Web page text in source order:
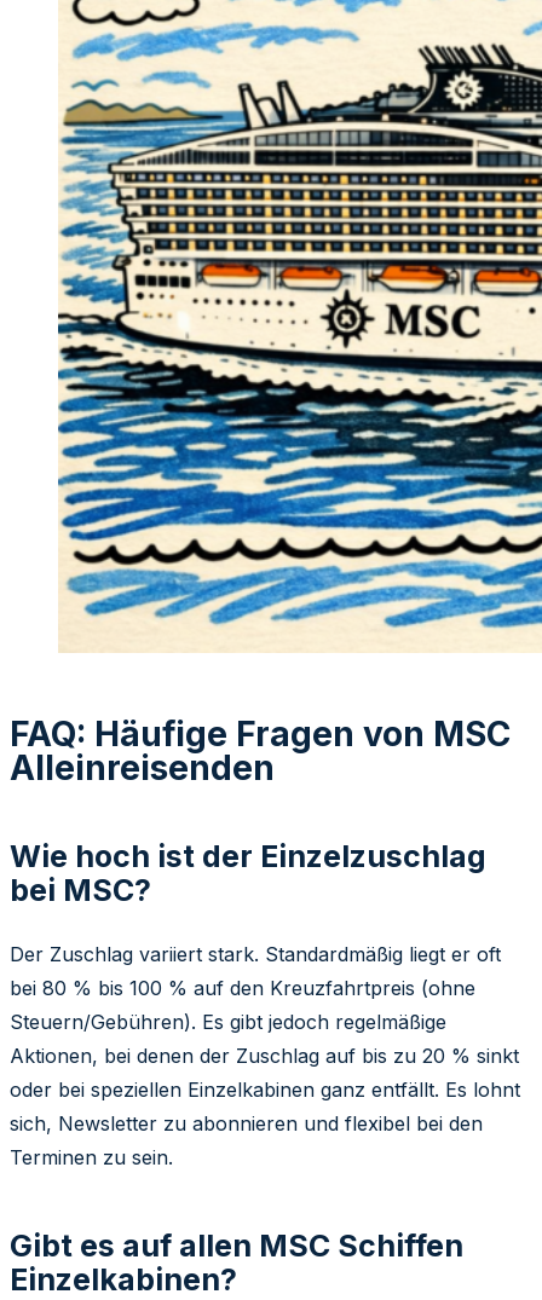
FAQ: Häufige Fragen von MSC
Alleinreisenden
Wie hoch ist der Einzelzuschlag
bei MSC?
Der Zuschlag variiert stark. Standardmäßig liegt er oft
bei 80 % bis 100 % auf den Kreuzfahrtpreis (ohne
Steuern/Gebühren). Es gibt jedoch regelmäßige
Aktionen, bei denen der Zuschlag auf bis zu 20 % sinkt
oder bei speziellen Einzelkabinen ganz entfällt. Es lohnt
sich, Newsletter zu abonnieren und flexibel bei den
Terminen zu sein.
Gibt es auf allen MSC Schiffen
Einzelkabinen?